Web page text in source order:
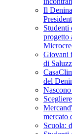
Il
Studenti
progetto
Giovani
di
del
mercato
Scuola: